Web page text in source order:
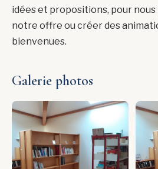
idées et propositions, pour
notre offre ou créer des
bienvenues.
Galerie photos